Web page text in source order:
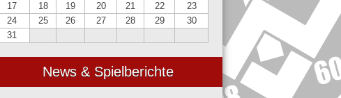
17
18 19 20 21 22
23
24
25 26 27 28 29
30
31
News & Spielberichte